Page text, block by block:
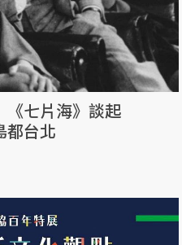
《七片海》談起
都台北